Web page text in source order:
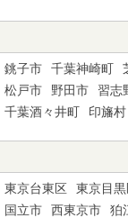
銚子市 千葉神崎町
松戸市
野田市 習志
千葉酒々井町
印旛村
東京台東区 東京目
国立市
西東京市 狛